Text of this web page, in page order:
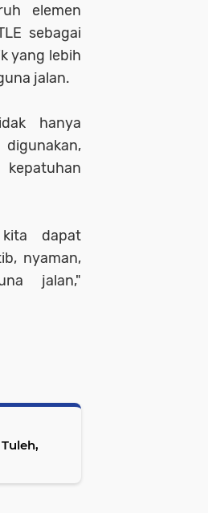
elemen
sebagai
yang lebih
jalan.
hanya
dapat
nyaman,
jalan,"